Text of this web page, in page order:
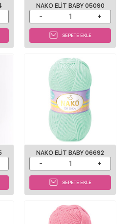
NAKO ELIT BABY 05090
SEPETE EKLE
NAKO ELIT BABY 06692
SEPETE EKLE